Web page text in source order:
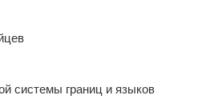
системы границ и языков